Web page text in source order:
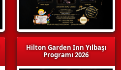
Hilton Garden Inn Yılbaşı
Programı 2026